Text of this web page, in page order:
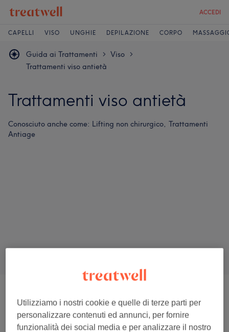
ACCEDI
CAPELLI VISO UNGHIE DEPILAZIONE CORPO
Guida ai Trattamenti > Viso >
Trattamenti viso antietà
Trattamenti viso antietà
Conosciuto anche come: Lifting non chirurgico, Trattamenti
Antiage
Cerca su Treatwell per Trattamenti viso
Utilizziamo i nostri cookie e quelle di terze parti per
personalizzare contenuti ed annunci, per fornire
funzionalità dei social media e per analizzare il nostro